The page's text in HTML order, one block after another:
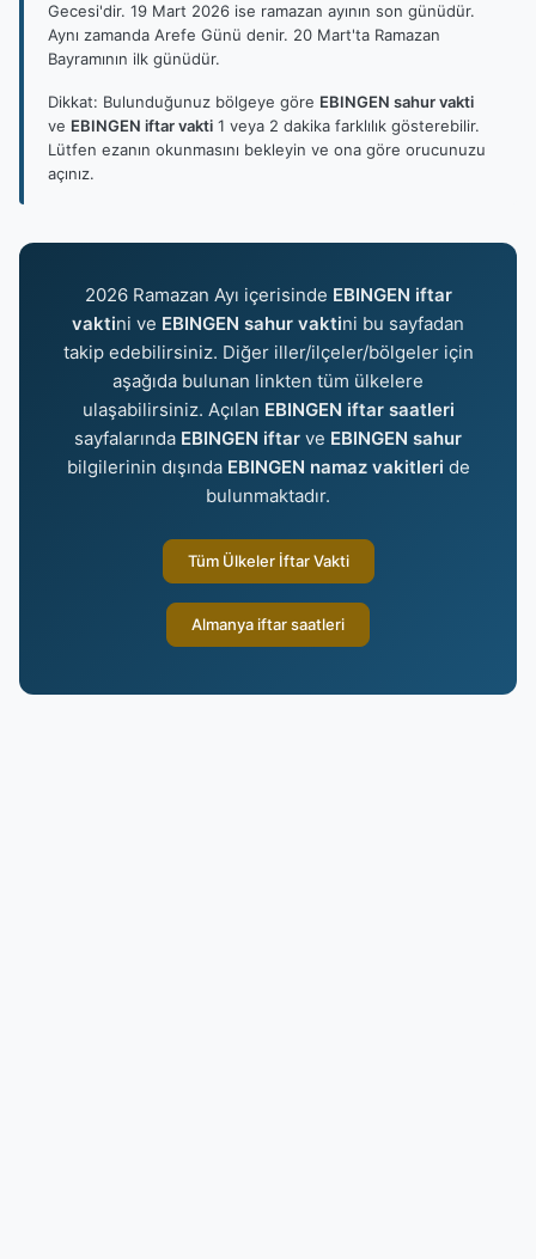
Gecesi'dir. 19 Mart 2026 ise ramazan ayının son günüdür.
Aynı zamanda Arefe Günü denir. 20 Mart'ta Ramazan
Bayramının ilk günüdür.
Dikkat: Bulunduğunuz bölgeye göre EBINGEN sahur vakti
ve EBINGEN iftar vakti 1 veya 2 dakika farklılık gösterebilir.
Lütfen ezanın okunmasını bekleyin ve ona göre orucunuzu
açınız.
2026 Ramazan Ayı içerisinde EBINGEN iftar
vaktini ve EBINGEN sahur vaktini bu sayfadan
takip edebilirsiniz. Diğer iller/ilçeler/bölgeler için
aşağıda bulunan linkten tüm ülkelere
ulaşabilirsiniz. Açılan EBINGEN iftar saatleri
sayfalarında EBINGEN iftar ve EBINGEN sahur
bilgilerinin dışında EBINGEN namaz vakitleri de
bulunmaktadır.
Tüm Ülkeler İftar Vakti
Almanya iftar saatleri